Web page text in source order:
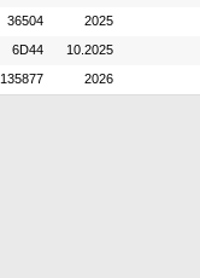
36504 2025
6D44 10.2025
135877 2026